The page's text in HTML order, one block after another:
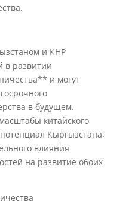
и КНР
в развитии
и могут
в будущем.
китайского
Кыргызстана,
влияния
на развитие обоих